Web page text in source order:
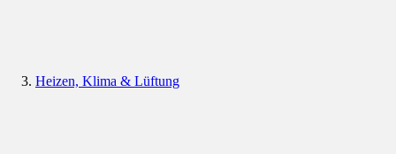
Heizen, Klima & Lüftung